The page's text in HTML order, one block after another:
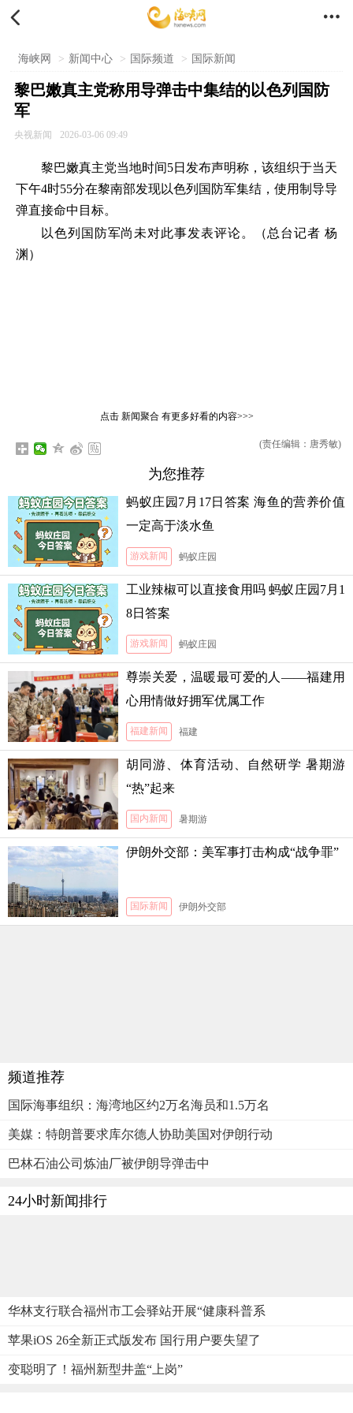
 
海峡网 > 新闻中心 > 国际频道 > 国际新闻
黎巴嫩真主党称用导弹击中集结的以色列国防
军
央视新闻 2026-03-06 09:49
黎巴嫩真主党当地时间5日发布声明称，该组织于当天
下午4时55分在黎南部发现以色列国防军集结，使用制导导
弹直接命中目标。
以色列国防军尚未对此事发表评论。（总台记者 杨
渊）
点击 新闻聚合有更多好看的内容>>>
(责任编辑：唐秀敏)
为您推荐
蚂蚁庄园7月17日答案 海鱼的营养价值
一定高于淡水鱼
游戏新闻 蚂蚁庄园
工业辣椒可以直接食用吗 蚂蚁庄园7月1
8日答案
游戏新闻 蚂蚁庄园
尊崇关爱，温暖最可爱的人——福建用
心用情做好拥军优属工作
福建新闻 福建
胡同游、体育活动、自然研学 暑期游
“热”起来
国内新闻 暑期游
伊朗外交部：美军事打击构成“战争罪”
国际新闻 伊朗外交部
频道推荐
国际海事组织：海湾地区约2万名海员和1.5万名
美媒：特朗普要求库尔德人协助美国对伊朗行动
巴林石油公司炼油厂被伊朗导弹击中
24小时新闻排行
华林支行联合福州市工会驿站开展“健康科普系
苹果iOS 26全新正式版发布 国行用户要失望了
变聪明了！福州新型井盖“上岗”